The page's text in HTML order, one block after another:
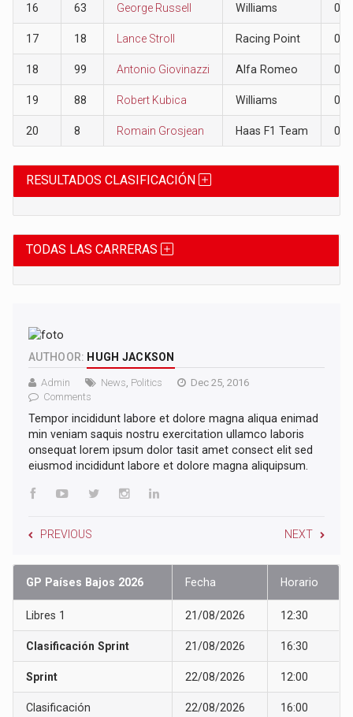
16 63 George Russell Williams 0
17 18 Lance Stroll Racing Point 0
18 99 Antonio Giovinazzi Alfa Romeo 0
19 88 Robert Kubica Williams 0
20 8 Romain Grosjean Haas F1 Team 0
RESULTADOS CLASIFICACIÓN
TODAS LAS CARRERAS
AUTHOOR: HUGH JACKSON
Admin News Politics
Dec 25, 2016
Comments
Tempor incididunt labore et dolore magna aliqua enimad
min veniam saquis nostru exercitation ullamco laboris
onsequat lorem ipsum dolor tasit amet consect elit sed
eiusmod incididunt labore et dolore magna aliquipsum.
PREVIOUS NEXT
GP Países Bajos 2026 Fecha Horario
Libres 1 21/08/2026 12:30
Clasificación Sprint 21/08/2026 16:30
Sprint 22/08/2026 12:00
Clasificación 22/08/2026 16:00